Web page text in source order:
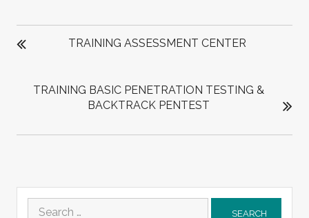
POST
NAVIGATIONTRAINING ASSESSMENT CENTER
TRAINING BASIC PENETRATION TESTING &
BACKTRACK PENTEST
Search